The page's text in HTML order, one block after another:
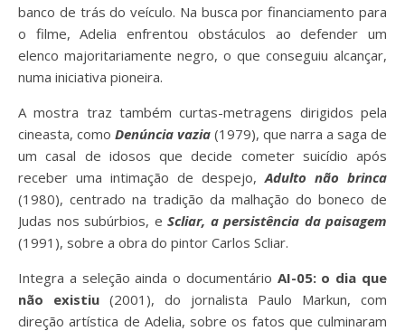
banco de trás do veículo. Na busca por financiamento para
o filme, Adelia enfrentou obstáculos ao defender um
elenco majoritariamente negro, o que conseguiu alcançar,
numa iniciativa pioneira.
A mostra traz também curtas-metragens dirigidos pela
cineasta, como Denúncia vazia (1979), que narra a saga de
um casal de idosos que decide cometer suicídio após
receber uma intimação de despejo, Adulto não brinca
(1980), centrado na tradição da malhação do boneco de
Judas nos subúrbios, e Scliar, a persistência da paisagem
(1991), sobre a obra do pintor Carlos Scliar.
Integra a seleção ainda o documentário AI-05: o dia que
não existiu (2001), do jornalista Paulo Markun, com
direção artística de Adelia, sobre os fatos que culminaram